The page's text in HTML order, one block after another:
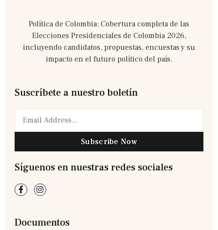
Política de Colombia: Cobertura completa de las
Elecciones Presidenciales de Colombia 2026,
incluyendo candidatos, propuestas, encuestas y su
impacto en el futuro político del país.
Suscríbete a nuestro boletín
Subscribe Now
Síguenos en nuestras redes sociales
Documentos